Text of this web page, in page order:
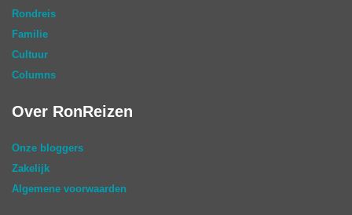
Rondreis
Familie
Cultuur
Columns
Over RonReizen
Onze bloggers
Zakelijk
Algemene voorwaarden